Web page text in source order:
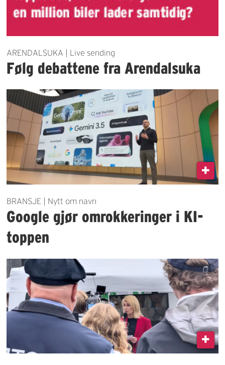
ARENDALSUKA | Live sending
Følg debattene fra Arendalsuka
BRANSJE | Nytt om navn
Google gjør omrokkeringer i KI-
toppen